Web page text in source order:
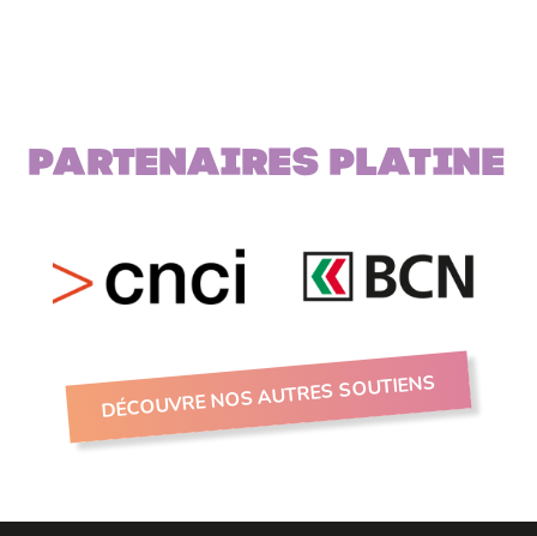
Partenaires PLATINE
DÉCOUVRE NOS AUTRES SOUTIENS